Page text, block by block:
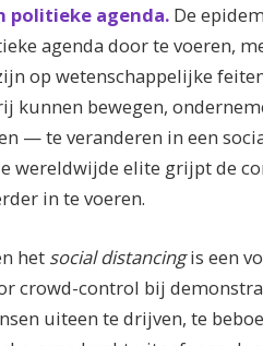
politieke agenda. De
agenda door te voeren,
op wetenschappelijke
kunnen bewegen,
— te veranderen in een
wereldwijde elite grijpt de
in te voeren.
het social distancingis een
crowd-control bij
uiteen te drijven, te